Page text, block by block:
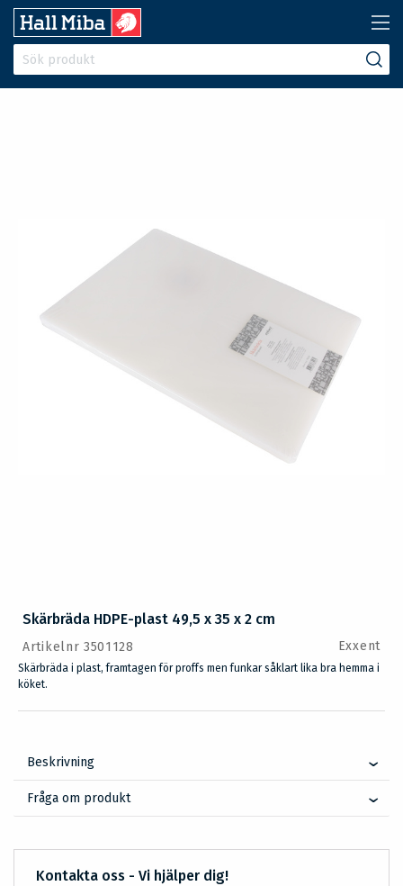
Skärbräda HDPE-plast 49,5 x 35 x 2 cm
Artikelnr 3501128 Exxent
Skärbräda i plast, framtagen för proffs men funkar såklart lika bra hemma i
köket.
Beskrivning
Fråga om produkt
Kontakta oss - Vi hjälper dig!